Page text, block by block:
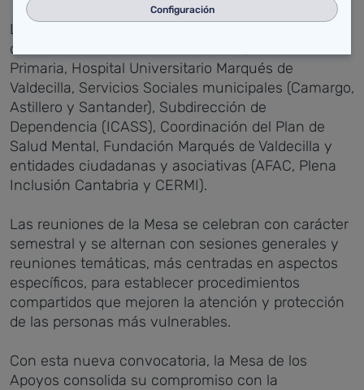
La Mesa está integrada por representantes de
diversos ámbitos como son Fiscalía, Atención
Primaria, Hospital Universitario Marqués de
Valdecilla, Servicios Sociales municipales (Camargo,
Astillero y Santander), Subdirección de
Dependencia (ICASS), Coordinación del Plan de
Salud Mental, Fundación Marqués de Valdecilla y
entidades ciudadanas y asociativas (AFAC, Plena
Inclusión Cantabria y CERMI).
Las reuniones de la Mesa se celebran con carácter
semestral y se alternan con sesiones generales y
reuniones temáticas, más centradas en aspectos
específicos, para establecer procedimientos
compartidos que mejoren la atención y protección
de las personas más vulnerables.
Con esta nueva convocatoria, la Mesa de los
Apoyos consolida su compromiso con la
Configuración